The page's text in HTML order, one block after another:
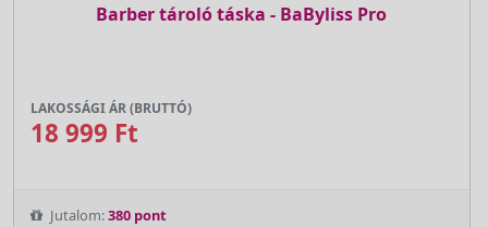
Barber tároló táska - BaByliss Pro
LAKOSSÁGI ÁR (BRUTTÓ)
18 999 Ft
Jutalom:380 pont